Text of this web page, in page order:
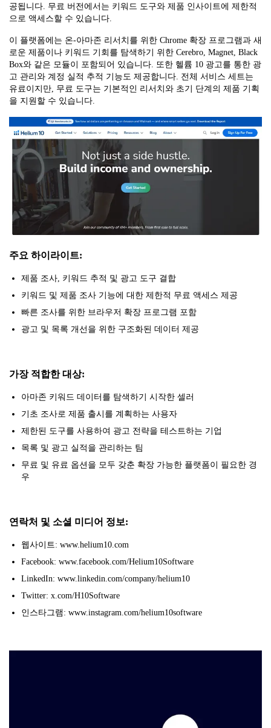
공됩니다. 무료 버전에서는 키워드 도구와 제품 인사이트에 제한적
으로 액세스할 수 있습니다.
이 플랫폼에는 온-아마존 리서치를 위한 Chrome 확장 프로그램과 새
로운 제품이나 키워드 기회를 탐색하기 위한 Cerebro, Magnet, Black
Box와 같은 모듈이 포함되어 있습니다. 또한 헬륨 10 광고를 통한 광
고 관리와 계정 실적 추적 기능도 제공합니다. 전체 서비스 세트는
유료이지만, 무료 도구는 기본적인 리서치와 초기 단계의 제품 기획
을 지원할 수 있습니다.
주요 하이라이트:
제품 조사, 키워드 추적 및 광고 도구 결합
키워드 및 제품 조사 기능에 대한 제한적 무료 액세스 제공
빠른 조사를 위한 브라우저 확장 프로그램 포함
광고 및 목록 개선을 위한 구조화된 데이터 제공
가장 적합한 대상:
아마존 키워드 데이터를 탐색하기 시작한 셀러
기초 조사로 제품 출시를 계획하는 사용자
제한된 도구를 사용하여 광고 전략을 테스트하는 기업
목록 및 광고 실적을 관리하는 팀
무료 및 유료 옵션을 모두 갖춘 확장 가능한 플랫폼이 필요한 경
우
연락처 및 소셜 미디어 정보:
웹사이트: www.helium10.com
Facebook: www.facebook.com/Helium10Software
LinkedIn: www.linkedin.com/company/helium10
Twitter: x.com/H10Software
인스타그램: www.instagram.com/helium10software